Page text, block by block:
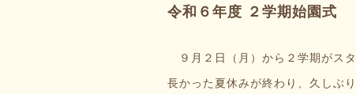
令和６年度 ２学期始園式
９月２日（月）から２学期がス
長かった夏休みが終わり、久しぶ